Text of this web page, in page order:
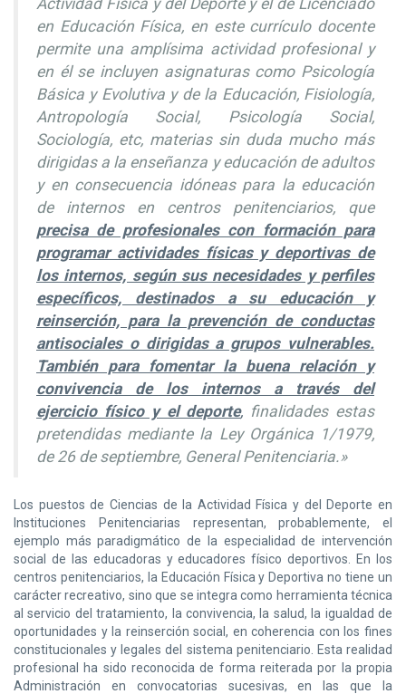
en Educación Física, en este currículo docente
permite una amplísima actividad profesional y
en él se incluyen asignaturas como Psicología
Básica y Evolutiva y de la Educación, Fisiología,
Antropología Social, Psicología Social,
Sociología, etc, materias sin duda mucho más
dirigidas a la enseñanza y educación de adultos
y en consecuencia idóneas para la educación
de internos en centros penitenciarios, que
precisa de profesionales con formación para
programar actividades físicas y deportivas de
los internos, según sus necesidades y perfiles
específicos, destinados a su educación y
reinserción, para la prevención de conductas
antisociales o dirigidas a grupos vulnerables.
También para fomentar la buena relación y
convivencia de los internos a través del
ejercicio físico y el deporte, finalidades estas
pretendidas mediante la Ley Orgánica 1/1979,
de 26 de septiembre, General Penitenciaria.»
Los puestos de Ciencias de la Actividad Física y del Deporte en
Instituciones Penitenciarias representan, probablemente, el
ejemplo más paradigmático de la especialidad de intervención
social de las educadoras y educadores físico deportivos. En los
centros penitenciarios, la Educación Física y Deportiva no tiene un
carácter recreativo, sino que se integra como herramienta técnica
al servicio del tratamiento, la convivencia, la salud, la igualdad de
oportunidades y la reinserción social, en coherencia con los fines
constitucionales y legales del sistema penitenciario. Esta realidad
profesional ha sido reconocida de forma reiterada por la propia
Administración en convocatorias sucesivas, en las que la